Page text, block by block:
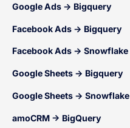
Google Ads → Bigquery
Facebook Ads → Bigquery
Facebook Ads → Snowflake
Google Sheets → Bigquery
Google Sheets → Snowflake
amoCRM → BigQuery